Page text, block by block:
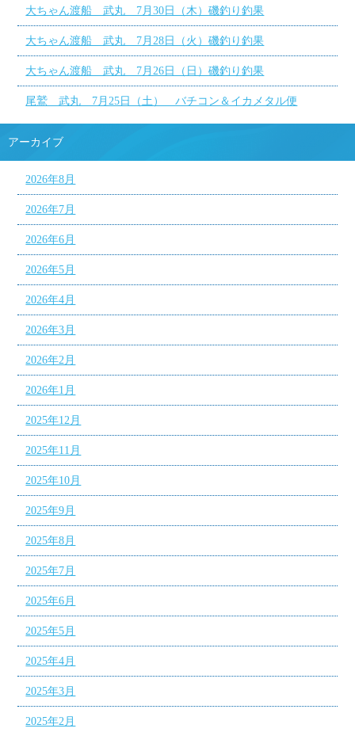
大ちゃん渡船 武丸 7月30日（木）磯釣り釣果
大ちゃん渡船 武丸 7月28日（火）磯釣り釣果
大ちゃん渡船 武丸 7月26日（日）磯釣り釣果
尾鷲 武丸 7月25日（土） バチコン＆イカメタル便
アーカイブ
2026年8月
2026年7月
2026年6月
2026年5月
2026年4月
2026年3月
2026年2月
2026年1月
2025年12月
2025年11月
2025年10月
2025年9月
2025年8月
2025年7月
2025年6月
2025年5月
2025年4月
2025年3月
2025年2月